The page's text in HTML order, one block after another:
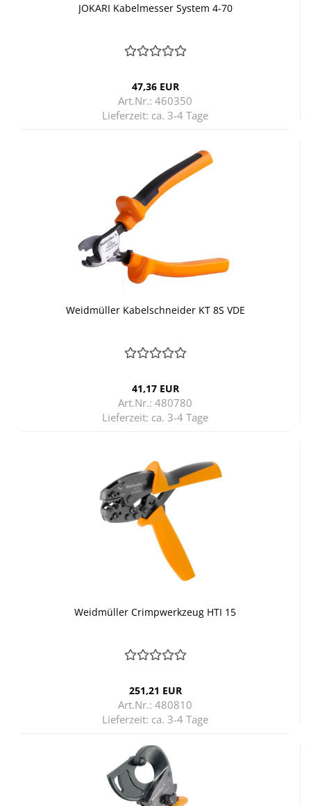
JO­KA­RI Ka­bel­mes­ser Sys­tem 4-70
47,36 EUR
Art.Nr.: 460350
Lieferzeit: ca. 3-4 Tage
Weid­mül­ler Ka­bel­schnei­der KT 8S VDE
41,17 EUR
Art.Nr.: 480780
Lieferzeit: ca. 3-4 Tage
Weid­mül­ler Crimp­werk­zeug HTI 15
251,21 EUR
Art.Nr.: 480810
Lieferzeit: ca. 3-4 Tage